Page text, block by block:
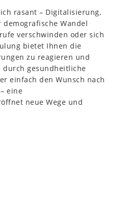
rasant – Digitalisierung,
Wandel
verschwinden oder sich
bietet Ihnen die
zu reagieren und
gesundheitliche
einfach den Wunsch nach
eine
neue Wege und